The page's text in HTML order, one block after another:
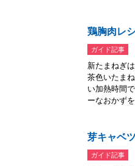
鶏胸肉レ
ガイド記事
新たまねぎ
茶色いたま
い加熱時間
ーなおかずを
芽キャベ
ガイド記事